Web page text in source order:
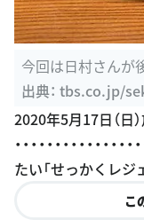
今回は日村さんが
グルメ！！：2020 ...
出典： tbs.co.jp/
2020年5月17日（日
・・・・・・・・・・・・
たい「せっかくレジ
こ